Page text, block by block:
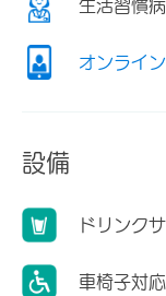
生活習慣
オンライ
設備
ドリンク
車椅子対